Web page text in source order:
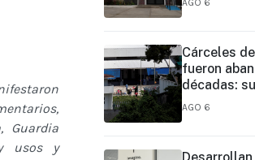
Guardia
usos y
AGO 6
Cárceles
fueron
décadas:
AGO 6